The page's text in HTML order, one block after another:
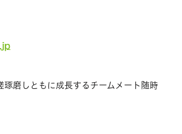
琢磨しともに成長するチームメート随時